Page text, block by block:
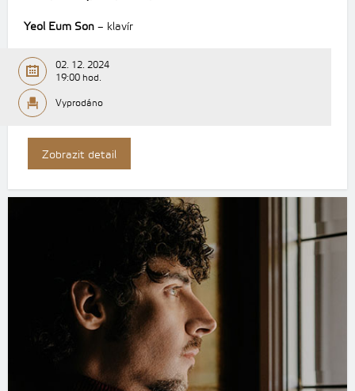
Yeol Eum Son – klavír
02. 12. 2024
19:00 hod.
Vyprodáno
Zobrazit detail